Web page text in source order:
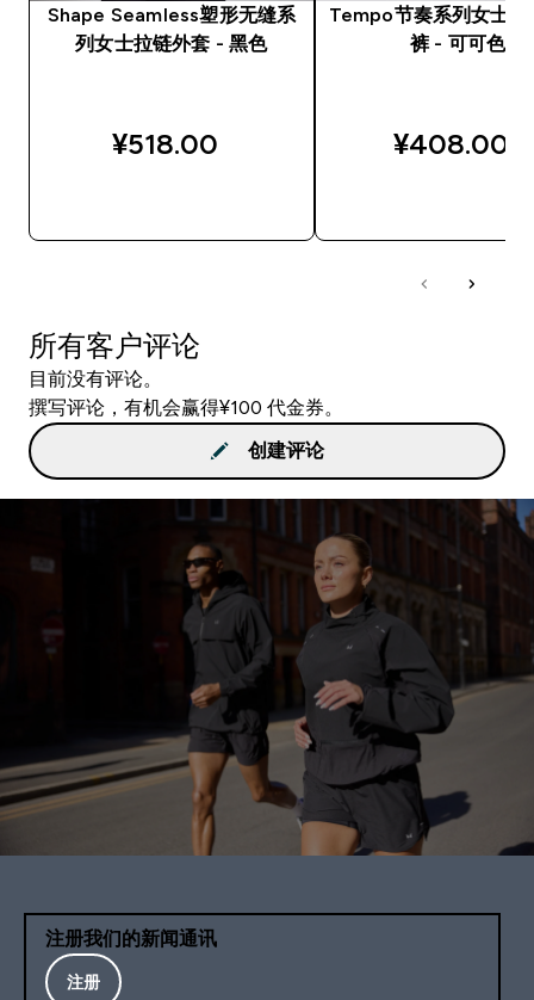
Shape Seamless塑形无缝系
列女士拉链外套 - 黑色
¥518.00‎
Tempo节奏系列女士喇
裤 - 可可色
¥408.00‎
所有客户评论
目前没有评论。
撰写评论，有机会赢得¥100 代金券。
创建评论
注册我们的新闻通讯
注册